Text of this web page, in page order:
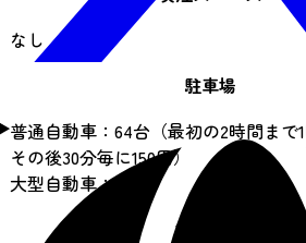
なし
駐車場
普通自動車：64台（最初の2時間まで1
その後30分毎に150円）
大型自動車：なし
飲食施設